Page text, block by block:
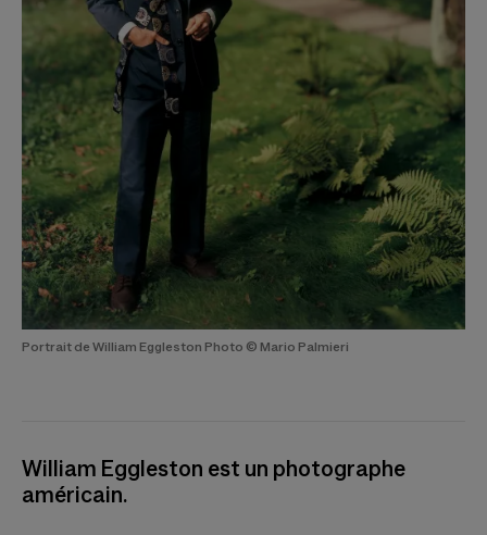
Portrait de William Eggleston Photo © Mario Palmieri
William Eggleston est un photographe
américain.